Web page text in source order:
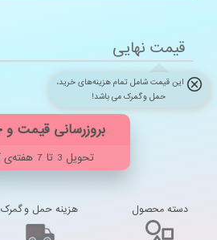
قیمت نهایی
این قیمت شامل تمام هزینه‌های خرید،
حمل و گمرک می باشد!
تحویل 3 تا 7 هفته‌ی کاری
دسته محصول هزینه حمل و گمرک